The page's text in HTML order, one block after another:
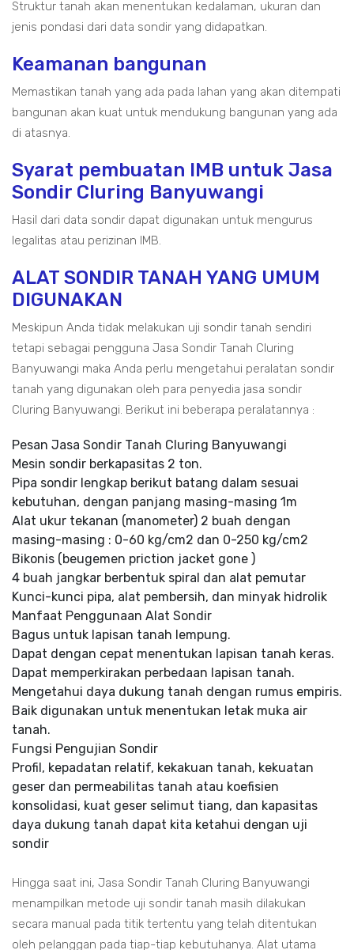
Struktur tanah akan menentukan kedalaman, ukuran dan
jenis pondasi dari data sondir yang didapatkan.
Keamanan bangunan
Memastikan tanah yang ada pada lahan yang akan ditempati
bangunan akan kuat untuk mendukung bangunan yang ada
di atasnya.
Syarat pembuatan IMB untuk Jasa
Sondir Cluring Banyuwangi
Hasil dari data sondir dapat digunakan untuk mengurus
legalitas atau perizinan IMB.
ALAT SONDIR TANAH YANG UMUM
DIGUNAKAN
Meskipun Anda tidak melakukan uji sondir tanah sendiri
tetapi sebagai pengguna Jasa Sondir Tanah Cluring
Banyuwangi maka Anda perlu mengetahui peralatan sondir
tanah yang digunakan oleh para penyedia jasa sondir
Cluring Banyuwangi. Berikut ini beberapa peralatannya :
Pesan Jasa Sondir Tanah Cluring Banyuwangi
Mesin sondir berkapasitas 2 ton.
Pipa sondir lengkap berikut batang dalam sesuai
kebutuhan, dengan panjang masing-masing 1m
Alat ukur tekanan (manometer) 2 buah dengan
masing-masing : 0-60 kg/cm2 dan 0-250 kg/cm2
Bikonis (beugemen priction jacket gone )
4 buah jangkar berbentuk spiral dan alat pemutar
Kunci-kunci pipa, alat pembersih, dan minyak hidrolik
Manfaat Penggunaan Alat Sondir
Bagus untuk lapisan tanah lempung.
Dapat dengan cepat menentukan lapisan tanah keras.
Dapat memperkirakan perbedaan lapisan tanah.
Mengetahui daya dukung tanah dengan rumus empiris.
Baik digunakan untuk menentukan letak muka air
tanah.
Fungsi Pengujian Sondir
Profil, kepadatan relatif, kekakuan tanah, kekuatan
geser dan permeabilitas tanah atau koefisien
konsolidasi, kuat geser selimut tiang, dan kapasitas
daya dukung tanah dapat kita ketahui dengan uji
sondir
Hingga saat ini, Jasa Sondir Tanah Cluring Banyuwangi
menampilkan metode uji sondir tanah masih dilakukan
secara manual pada titik tertentu yang telah ditentukan
oleh pelanggan pada tiap-tiap kebutuhanya. Alat utama